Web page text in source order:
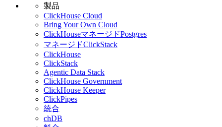
製品
ClickHouse Cloud
Bring Your Own Cloud
ClickHouseマネージドPostgres
マネージドClickStack
ClickHouse
ClickStack
Agentic Data Stack
ClickHouse Government
ClickHouse Keeper
ClickPipes
統合
chDB